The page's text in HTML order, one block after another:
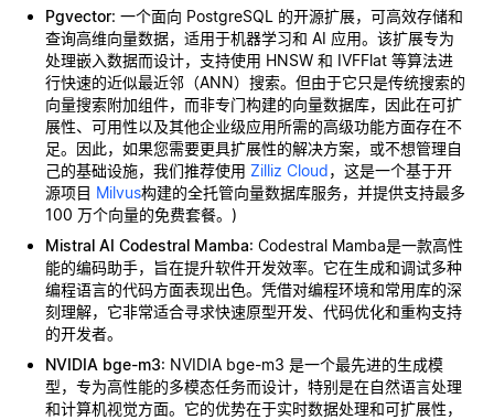
Pgvector: 一个面向 PostgreSQL 的开源扩展，可高效存储和
查询高维向量数据，适用于机器学习和 AI 应用。该扩展专为
处理嵌入数据而设计，支持使用 HNSW 和 IVFFlat 等算法进
行快速的近似最近邻（ANN）搜索。但由于它只是传统搜索的
向量搜索附加组件，而非专门构建的向量数据库，因此在可扩
展性、可用性以及其他企业级应用所需的高级功能方面存在不
足。因此，如果您需要更具扩展性的解决方案，或不想管理自
己的基础设施，我们推荐使用 Zilliz Cloud，这是一个基于开
源项目 Milvus构建的全托管向量数据库服务，并提供支持最多
100 万个向量的免费套餐。)
Mistral AI Codestral Mamba: Codestral Mamba是一款高性
能的编码助手，旨在提升软件开发效率。它在生成和调试多种
编程语言的代码方面表现出色。凭借对编程环境和常用库的深
刻理解，它非常适合寻求快速原型开发、代码优化和重构支持
的开发者。
NVIDIA bge-m3: NVIDIA bge-m3 是一个最先进的生成模
型，专为高性能的多模态任务而设计，特别是在自然语言处理
和计算机视觉方面。它的优势在于实时数据处理和可扩展性，